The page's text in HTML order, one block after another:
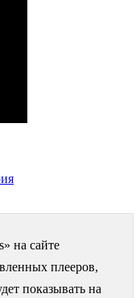
на сайте
плееров,
показывать на